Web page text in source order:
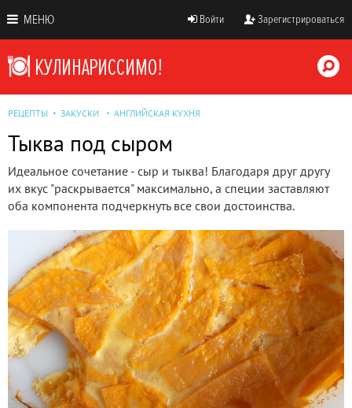
МЕНЮ Войти Зарегистрироваться
РЕЦЕПТЫ ЗАКУСКИ АНГЛИЙСКАЯ КУХНЯ
Тыква под сыром
Идеальное сочетание - сыр и тыква! Благодаря друг другу
их вкус "раскрывается" максимально, а специи заставляют
оба компонента подчеркнуть все свои достоинства.